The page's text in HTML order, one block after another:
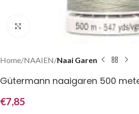
Klik om te vergroten
Home NAAIEN Naai Garen
Gütermann naaigaren 500
€7,85